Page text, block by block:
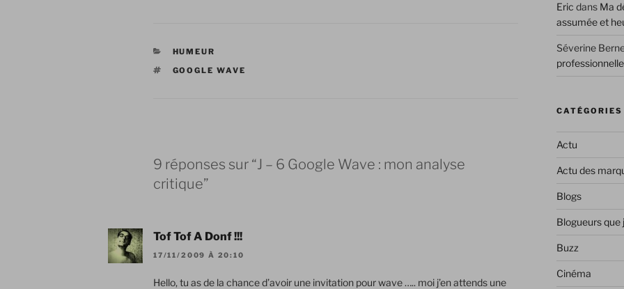
CATÉGORIES
HUMEUR
ÉTIQUETTES
GOOGLE WAVE
9 réponses sur “J – 6 Google Wave : mon analyse
critique”
Tof Tof A Donf !!!
17/11/2009 À 20:10
Hello, tu as de la chance d’avoir une invitation pour wave ….. moi j’en attends une
Eric dans Ma
assumée et
Séverine
CATÉGORIES
Actu
Actu des
Blogs
Blogueurs que
Buzz
Cinéma